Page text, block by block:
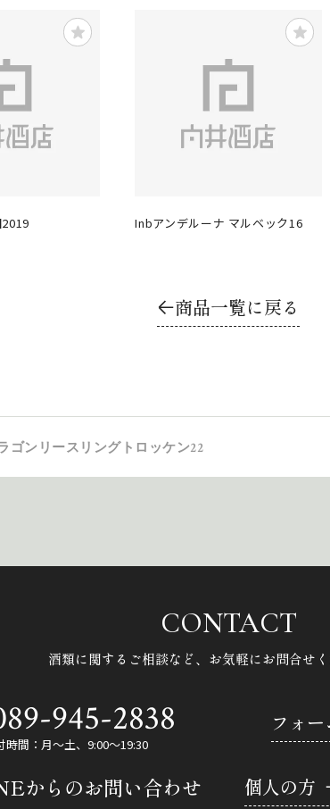
Inbアンデルーナ マルベック16
商品一覧に戻る
ゴンリースリングトロッケン22
CONTACT
酒類に関するご相談など、 お気軽にお問合せく
945-2838
時間：月～土、9:00～19:30
フォ
からのお問い合わせ 個人の方